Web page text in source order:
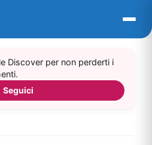
Discover per non perderti i
Seguici